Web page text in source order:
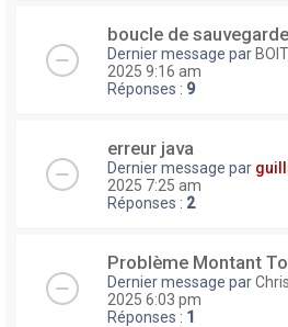
boucle de sauvegarde
Dernier message par
2025 9:16 am
Réponses : 9
erreur java
Dernier message par
2025 7:25 am
Réponses : 2
Problème Montant
Dernier message par
2025 6:03 pm
Réponses : 1